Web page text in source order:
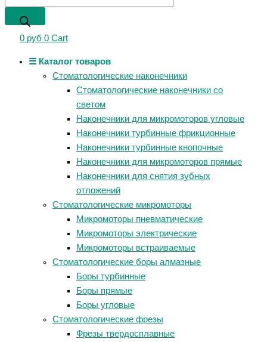
0 руб 0 Cart
☰ Каталог товаров
Стоматологические наконечники
Стоматологические наконечники со
светом
Наконечники для микромоторов угловые
Наконечники турбинные фрикционные
Наконечники турбинные кнопочные
Наконечники для микромоторов прямые
Наконечники для снятия зубных
отложений
Стоматологические микромоторы
Микромоторы пневматические
Микромоторы электрические
Микромоторы встраиваемые
Стоматологические боры алмазные
Боры турбинные
Боры прямые
Боры угловые
Стоматологические фрезы
Фрезы твердосплавные